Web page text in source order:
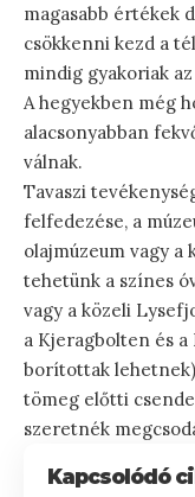
magasabb értékek
csökkenni kezd a
mindig gyakoriak
A hegyekben még
alacsonyabban
válnak.
Tavaszi
felfedezése, a
olajmúzeum vagy a
tehetünk a színes
vagy a közeli
a Kjeragbolten és
borítottak
tömeg előtti
szeretnék
Kapcsolódó